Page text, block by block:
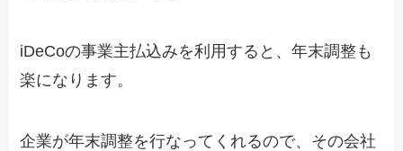
iDeCoの事業主払込みを利用すると、年末調整も
楽になります。
企業が年末調整を行なってくれるので、その会社